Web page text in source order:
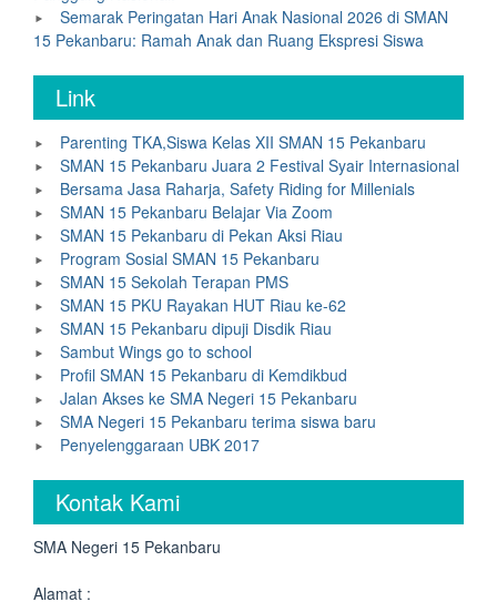
Semarak Peringatan Hari Anak Nasional 2026 di SMAN
15 Pekanbaru: Ramah Anak dan Ruang Ekspresi Siswa
Link
Parenting TKA,Siswa Kelas XII SMAN 15 Pekanbaru
SMAN 15 Pekanbaru Juara 2 Festival Syair Internasional
Bersama Jasa Raharja, Safety Riding for Millenials
SMAN 15 Pekanbaru Belajar Via Zoom
SMAN 15 Pekanbaru di Pekan Aksi Riau
Program Sosial SMAN 15 Pekanbaru
SMAN 15 Sekolah Terapan PMS
SMAN 15 PKU Rayakan HUT Riau ke-62
SMAN 15 Pekanbaru dipuji Disdik Riau
Sambut Wings go to school
Profil SMAN 15 Pekanbaru di Kemdikbud
Jalan Akses ke SMA Negeri 15 Pekanbaru
SMA Negeri 15 Pekanbaru terima siswa baru
Penyelenggaraan UBK 2017
Kontak Kami
SMA Negeri 15 Pekanbaru
Alamat :